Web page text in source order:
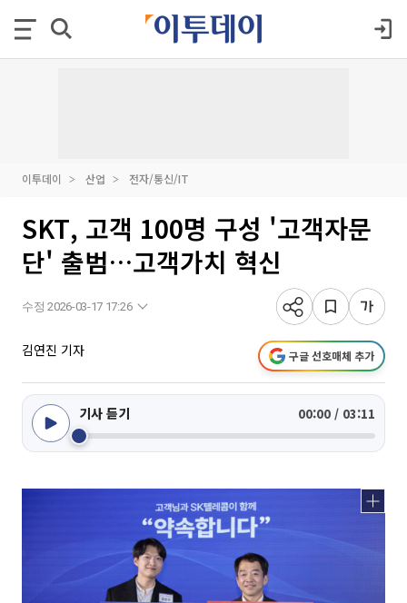
이투데이 산업 전자/통신/IT
SKT, 고객 100명 구성 '고객자문
단' 출범…고객가치 혁신
수정 2026-03-17 17:26
김연진 기자 구글 선호매체 추가
기사 듣기 00:00 / 03:11